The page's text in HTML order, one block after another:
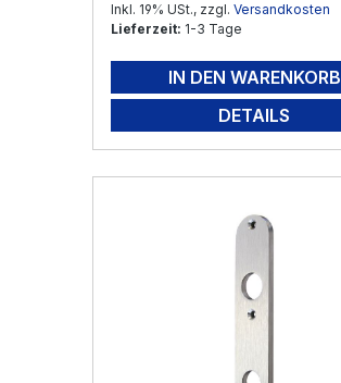
Inkl. 19% USt., zzgl. Versandkosten
Lieferzeit: 1-3 Tage
IN DEN WARENKORB
DETAILS